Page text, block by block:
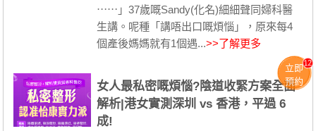
⋯⋯」37歲嘅Sandy(化名)細細聲同婦科醫
生講。呢種「講唔出口嘅煩惱」，原來每4
個產後媽媽就有1個遇...>>了解更多
女人最私密嘅煩惱?陰道收緊方案全面
解析|港女實測深圳 vs 香港，平過 6
成!
立即
預約
12